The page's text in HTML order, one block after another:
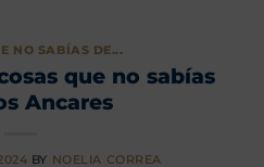
NO SABÍAS DE...
que no sabías
Ancares
BY NOELIA CORREA